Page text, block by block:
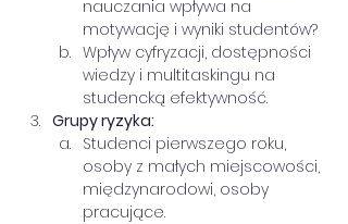
nauczania wpływa na
motywację i wyniki studentów?
Wpływ cyfryzacji, dostępności
wiedzy i multitaskingu na
studencką efektywność.
Grupy ryzyka:
Studenci pierwszego roku,
osoby z małych miejscowości,
międzynarodowi, osoby
pracujące.